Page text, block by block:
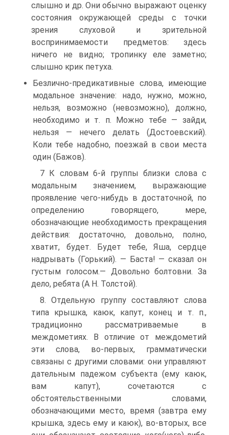
слышно и др. Они обычно выражают оценку
состояния окружающей среды с точки
зрения слуховой и зрительной
воспринимаемости предметов: здесь
ничего не видно; тропинку еле заметно;
слышно крик петуха.
Безлично-предикативные слова, имеющие
модальное значение: надо, нужно, можно,
нельзя, возможно (невозможно), должно,
необходимо и т. п. Можно тебе — зайди,
нельзя — нечего делать (Достоевский).
Коли тебе надобно, поезжай в свои места
один (Бажов).
7 К словам 6-й группы близки слова с
модальным значением, выражающие
проявление чего-нибудь в достаточной, по
определению говорящего, мере,
обозначающие необходимость прекращения
действия: достаточно, довольно, полно,
хватит, будет. Будет тебе, Яша, сердце
надрывать (Горький). — Баста! — сказал он
густым голосом.— Довольно болтовни. За
дело, ребята (А Н. Толстой).
8. Отдельную группу составляют слова
типа крышка, каюк, капут, конец и т. п.,
традиционно рассматриваемые в
междометиях. В отличие от междометий
эти слова, во-первых, грамматически
связаны с другими словами: они управляют
дательным падежом субъекта (ему каюк,
вам капут), сочетаются с
обстоятельственными словами,
обозначающими место, время (завтра ему
крышка, здесь ему и каюк), во-вторых, все